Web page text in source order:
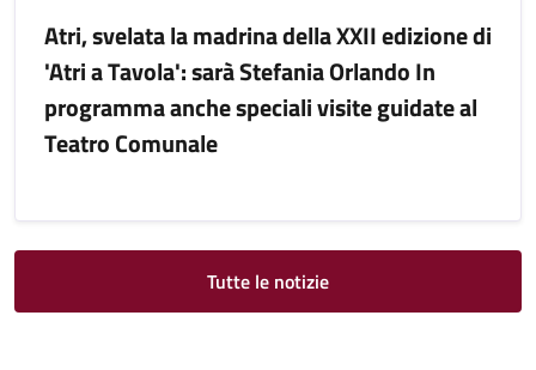
Atri, svelata la madrina della XXII edizione di
'Atri a Tavola': sarà Stefania Orlando In
programma anche speciali visite guidate al
Teatro Comunale
Tutte le notizie